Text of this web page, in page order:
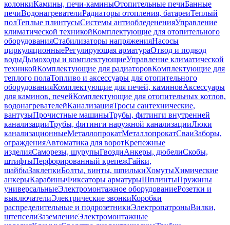
колонкиКамины, печи-каминыОтопительные печиБанные
печиВодонагревателиРадиаторы отопления, батареиТеплый
полТеплые плинтусыСистемы антиобледененияУправление
климатической техникойКомплектующие для отопительного
оборудованияСтабилизаторы напряженияНасосы
циркуляционныеРегулирующая арматураОтвод и подвод
водыДымоходы и комплектующиеУправление климатической
техникойКомплектующие для радиаторовКомплектующие для
теплого полаТопливо и аксессуары для отопительного
оборудованияКомплектующие для печей, каминовАксессуары
для каминов, печейКомплектующие для отопительных котлов,
водонагревателейКанализацияТросы сантехнические,
вантузыПрочистные машиныТрубы, фитинги внутренней
канализацииТрубы, фитинги наружной канализацииЛюки
канализационныеМеталлопрокатМеталлопрокатСваиЗаборы,
огражденияАвтоматика для воротКрепежные
изделияСаморезы, шурупыГвоздиАнкеры, дюбелиСкобы,
штифтыПерфорированный крепежГайки,
шайбыЗаклепкиБолты, винты, шпилькиХомутыХимические
анкерыКарабиныФиксаторы арматурыШплинтыПружины
универсальныеЭлектромонтажное оборудованиеРозетки и
выключателиЭлектрические звонкиКоробки
распределительные и подрозетникиЭлектропатроныВилки,
штепселиЗаземлениеЭлектромонтажные